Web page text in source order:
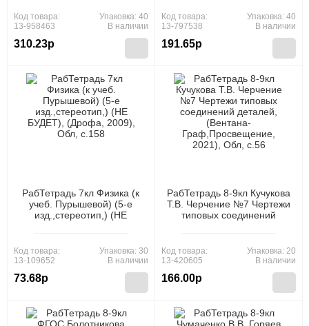
времени. Конец XV-XVII (к
учеб. Юдовской А.Я,
Баранова П.А.) (6-е изд,
стереотип.),
(Просвещение, 2025), Обл,
Код товара:
13-958463
310.23р
Упаковка: 40
В наличии
учеб. Баранова
М.Т.,Ладыженской Т.А.,
Тростенцовой Л.А.) (9-е
изд.,стереотип),
(Просвещение, 2021), Обл,
Код товара:
13-797538
191.65р
Упаковка: 40
В наличии
РабТетрадь 7кл Физика (к
учеб. Пурышевой) (5-е
изд.,стереотип,) (НЕ
Код товара:
13-109652
73.68р
Упаковка: 30
В наличии
РабТетрадь 8-9кл Кучукова
Т.В. Черчение №7 Чертежи
типовых соединений
Обл, c.56
Код товара:
13-420605
166.00р
Упаковка: 20
В наличии